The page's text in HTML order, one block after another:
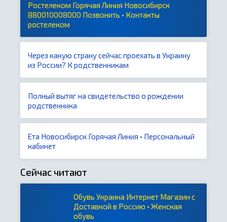
Ростелеком Горячая Линия Новосибирск
880010008000 Позвонить • Контакты
ростелеком
Через какую страну сейчас проехать в Украину
из России? К родственникам
Полный вытяг на свидетельство о рождении
родственника
Ета Новосибирск Горячая Линия • Персональный
кабинет
Сейчас читают
Обувь Украина Интернет Магазин с
Доставкой в Россию • Женская
обувь